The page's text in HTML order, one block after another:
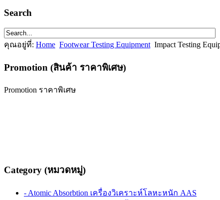
Search
คุณอยู่ที่: Home Footwear Testing Equipment Impact Testing
Promotion (สินค้า ราคาพิเศษ)
Promotion ราคาพิเศษ
Category (หมวดหมู่)
- Atomic Absorbtion เครื่องวิเคราะห์โลหะหนัก AAS